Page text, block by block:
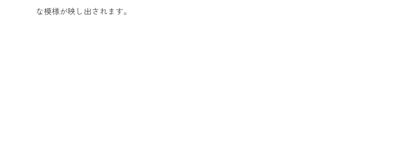
な模様が映し出されます。